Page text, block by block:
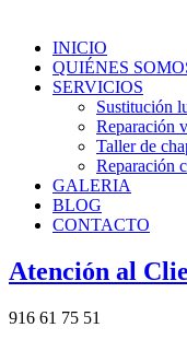
INICIO
QUIÉNES
SERVICIOS
Sustitución
Reparación
Taller de
Reparación
GALERIA
BLOG
CONTACTO
Atención al
916 61 75 51